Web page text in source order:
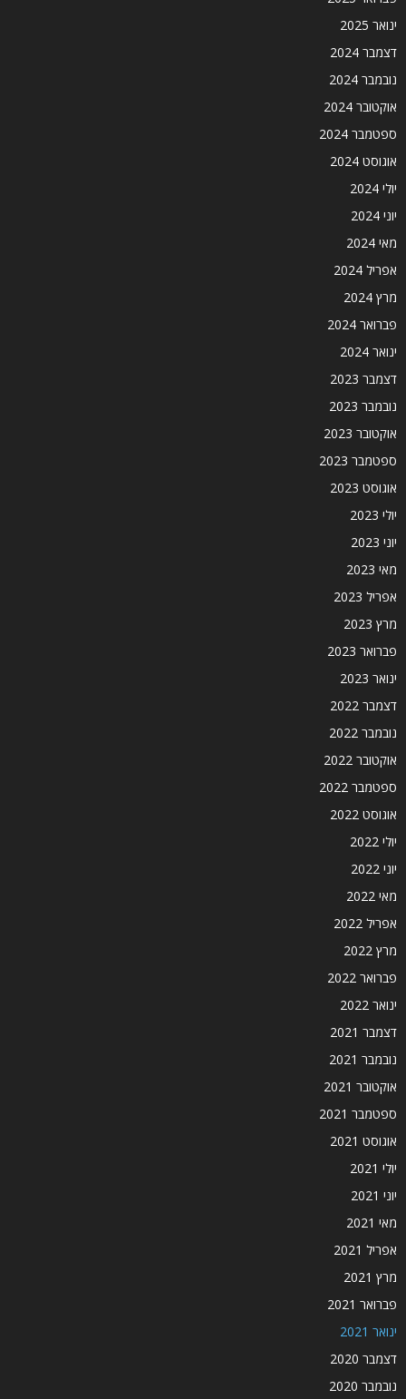
ינואר 2025
דצמבר 2024
נובמבר 2024
אוקטובר 2024
ספטמבר 2024
אוגוסט 2024
יולי 2024
יוני 2024
מאי 2024
אפריל 2024
מרץ 2024
פברואר 2024
ינואר 2024
דצמבר 2023
נובמבר 2023
אוקטובר 2023
ספטמבר 2023
אוגוסט 2023
יולי 2023
יוני 2023
מאי 2023
אפריל 2023
מרץ 2023
פברואר 2023
ינואר 2023
דצמבר 2022
נובמבר 2022
אוקטובר 2022
ספטמבר 2022
אוגוסט 2022
יולי 2022
יוני 2022
מאי 2022
אפריל 2022
מרץ 2022
פברואר 2022
ינואר 2022
דצמבר 2021
נובמבר 2021
אוקטובר 2021
ספטמבר 2021
אוגוסט 2021
יולי 2021
יוני 2021
מאי 2021
אפריל 2021
מרץ 2021
פברואר 2021
ינואר 2021
דצמבר 2020
נובמבר 2020